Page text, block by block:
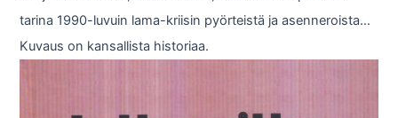
tarina 1990-luvuin lama-kriisin pyörteistä ja asenneroista…
Kuvaus on kansallista historiaa.